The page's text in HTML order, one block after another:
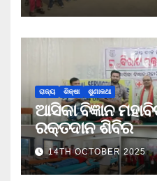
ରାଜ୍ୟ ଶିକ୍ଷା ଶୁଣାକଥା
ଆସିକା ବିଜ୍ଞାନ
ରକ୍ତଦାନ ଶିବିର
14TH OCTOBER 2025